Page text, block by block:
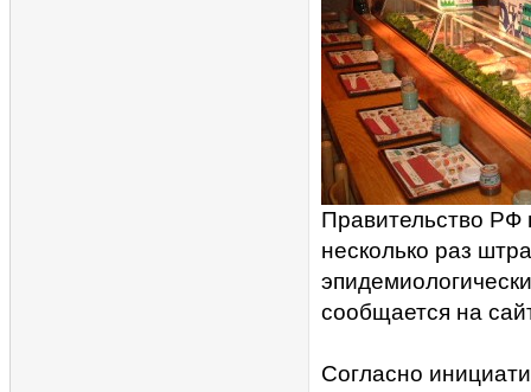
Правительство РФ
несколько раз
сообщается на
Согласно